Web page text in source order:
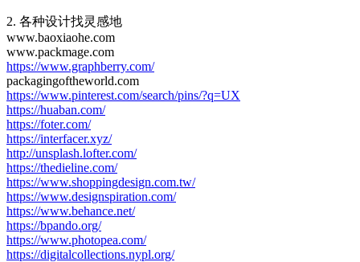
2. 各种设计找灵感地
www.baoxiaohe.com
www.packmage.com
https://www.graphberry.com/
packagingoftheworld.com
https://www.pinterest.com/search/pins/?q=UX
https://huaban.com/
https://foter.com/
https://interfacer.xyz/
http://unsplash.lofter.com/
https://thedieline.com/
https://www.shoppingdesign.com.tw/
https://www.designspiration.com/
https://www.behance.net/
https://bpando.org/
https://www.photopea.com/
https://digitalcollections.nypl.org/